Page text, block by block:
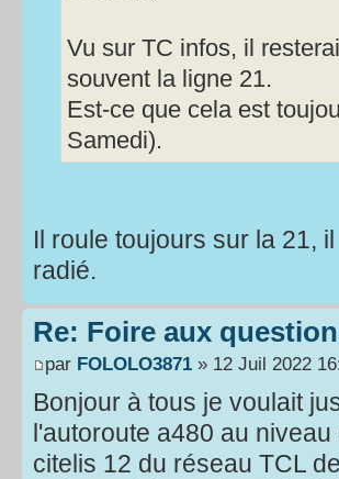
Vu sur TC infos, il
souvent la ligne 21.
Est-ce que cela est
Samedi).
Il roule toujours sur la 21,
radié.
Re: Foire aux
par FOLOLO3871 » 12 Juil 2022
Bonjour à tous je voulait
l'autoroute a480 au
citelis 12 du réseau TCL